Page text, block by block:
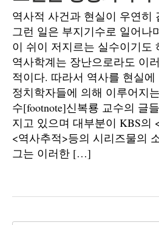
역사적 사건과 현실이 우연히
그런 일은 부지기수로 일어나
이 쉬이 저지르는 실수이기도
역사학계는 장난으로라도 이
적이다. 따라서 역사를 현실
정치학자들에 의해 이루어지
수[footnote]신복룡 교수의 글
지고 있으며 대부분이 KBS의
<역사추적>등의 시리즈물의
그는 이러한 […]